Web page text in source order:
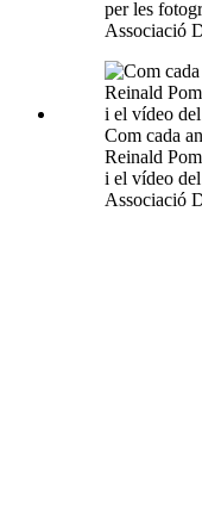
per les
Associació
Com cada
Reinald
i el vídeo
Associació